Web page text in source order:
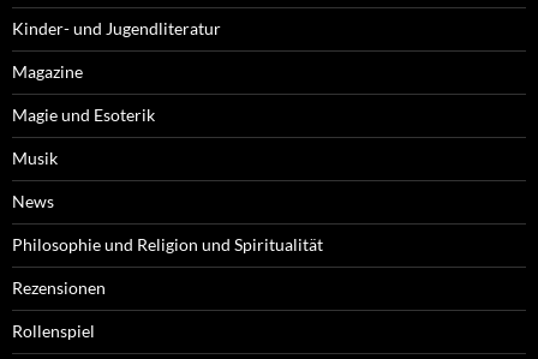
Kinder- und Jugendliteratur
Magazine
Magie und Esoterik
Musik
News
Philosophie und Religion und Spiritualität
Rezensionen
Rollenspiel